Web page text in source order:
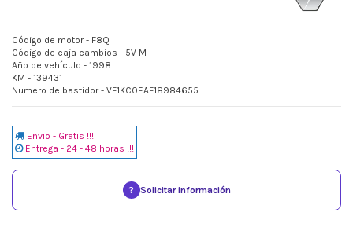
Código de motor - F8Q
Código de caja cambios - 5V M
Año de vehículo - 1998
KM - 139431
Numero de bastidor - VF1KC0EAF18984655
Envio - Gratis !!!
Entrega - 24 - 48 horas !!!
? Solicitar información